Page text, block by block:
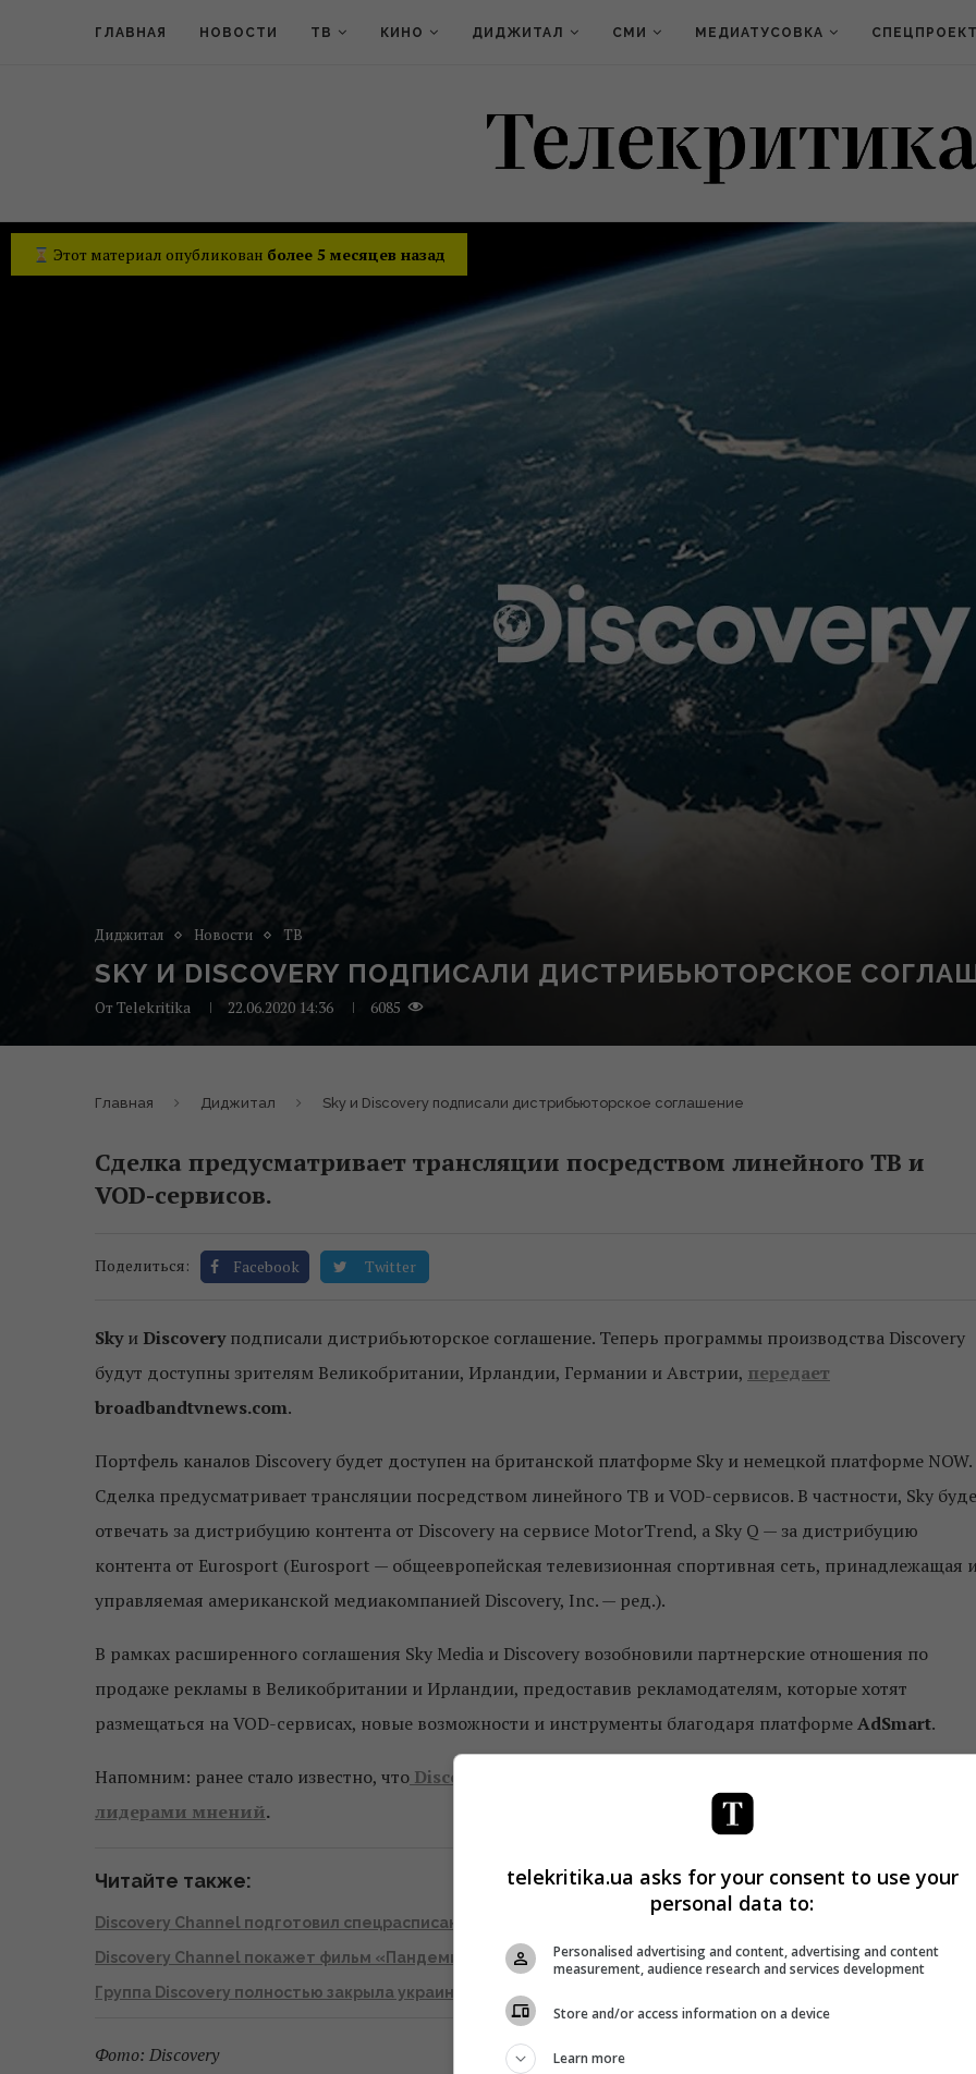
ГЛАВНАЯ НОВОСТИ ТВ КИНО ДИДЖИТАЛ СМИ МЕДИАТУСОВКА
Этот материал опубликован более 5 месяцев назад
Диджитал Новости ТВ
SKY И DISCOVERY ПОДПИСАЛИ ДИСТРИБЬЮТОРСКОЕ
ОтTelekritika 22.06.2020 14:36 6085
Главная Диджитал Sky и Discovery подписали дистрибьюторское соглашение
Сделка предусматривает трансляции посредством линейного ТВ и
VOD-сервисов.
Поделиться: Facebook Twitter
Skyи Discoveryподписали дистрибьюторское соглашение. Теперь программы производства Discovery
будут доступны зрителям Великобритании, Ирландии, Германии и Австрии, передает
broadbandtvnews.com.
Портфель каналов Discovery будет доступен на британской платформе Sky и немецкой платформе NOW.
Сделка предусматривает трансляции посредством линейного ТВ и VOD-сервисов. В частности, Sky
отвечать за дистрибуцию контента от Discovery на сервисе MotorTrend, а Sky Q — за дистрибуцию
контента от Eurosport (Eurosport — общеевропейская телевизионная спортивная сеть, принадлежащая
управляемая американской медиакомпанией Discovery, Inc. — ред.).
В рамках расширенного соглашения Sky Media и Discovery возобновили партнерские отношения по
продаже рекламы в Великобритании и Ирландии, предоставив рекламодателям, которые хотят
размещаться на VOD-сервисах, новые возможности и инструменты благодаря платформеAdSmart.
Напомним: ранее стало известно, что Discovery покажет интервью Опры Уинфри с чернокожими
лидерами мнений.
Читайте также:
Discovery Channel подготовил спецрасписание программ «Пункт назначения: Побег»
Discovery Channel покажет фильм «Пандемия: COVID-19»
Группа Discovery полностью закрыла украинское представительство
Фото: Discovery
telekritika.ua asks for your consent to use your
personal data to:
Personalised advertising and content, advertising and content
measurement, audience research and services development
Store and/or access information on a device
Learn more